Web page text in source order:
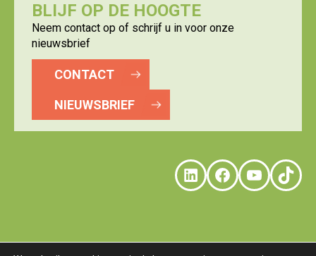
BLIJF OP DE HOOGTE
Neem contact op of schrijf u in voor onze
nieuwsbrief
CONTACT
NIEUWSBRIEF
LinkedIn
Facebook